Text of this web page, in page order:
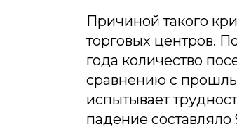
Причиной такого
торговых центров.
года количество
сравнению с
испытывает
падение